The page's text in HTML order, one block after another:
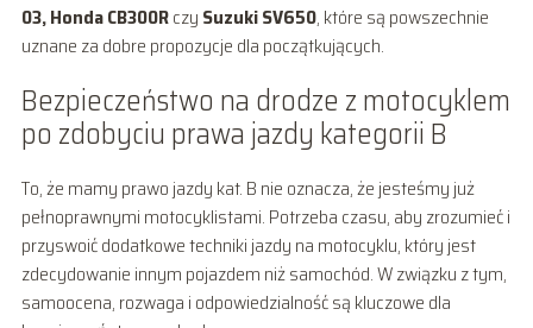
03, Honda CB300Rczy Suzuki SV650, które są powszechnie
uznane za dobre propozycje dla początkujących.
Bezpieczeństwo na drodze z motocyklem
po zdobyciu prawa jazdy kategorii B
To, że mamy prawo jazdy kat. B nie oznacza, że jesteśmy już
pełnoprawnymi motocyklistami. Potrzeba czasu, aby zrozumieć i
przyswoić dodatkowe techniki jazdy na motocyklu, który jest
zdecydowanie innym pojazdem niż samochód. W związku z tym,
samoocena, rozwaga i odpowiedzialność są kluczowe dla